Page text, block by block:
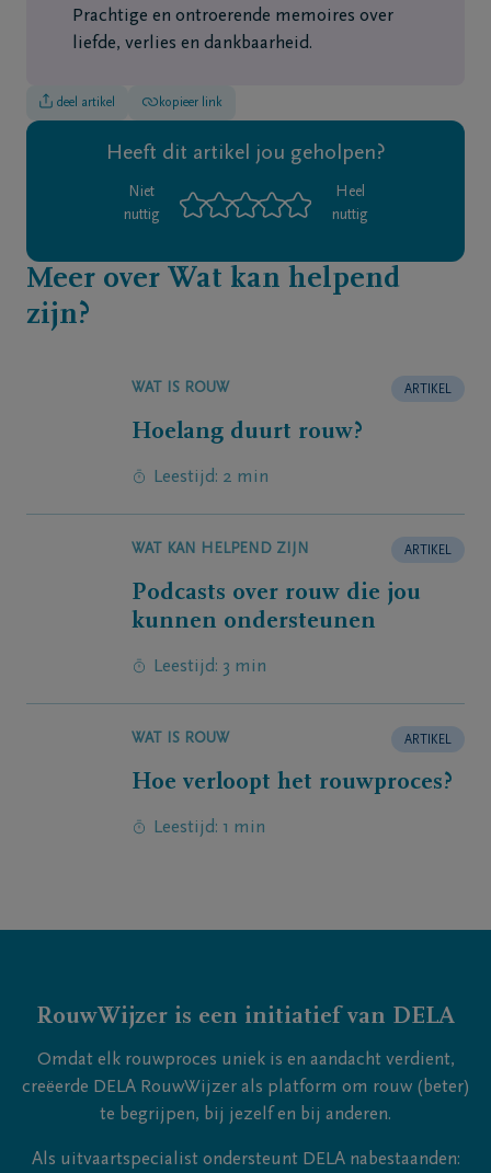
Prachtige en ontroerende memoires over
liefde, verlies en dankbaarheid.
deel artikel kopieer link
Heeft dit artikel jou geholpen?
Niet
nuttig
Heel
nuttig
Meer over Wat kan helpend
zijn?
WAT IS ROUW ARTIKEL
Hoelang duurt rouw?
Leestijd: 2 min
WAT KAN HELPEND ZIJN ARTIKEL
Podcasts over rouw die jou
kunnen ondersteunen
Leestijd: 3 min
WAT IS ROUW ARTIKEL
Hoe verloopt het rouwproces?
Leestijd: 1 min
RouwWijzer is een initiatief van DELA
Omdat elk rouwproces uniek is en aandacht verdient,
creëerde DELA RouwWijzer als platform om rouw (beter)
te begrijpen, bij jezelf en bij anderen.
Als uitvaartspecialist ondersteunt DELA nabestaanden: